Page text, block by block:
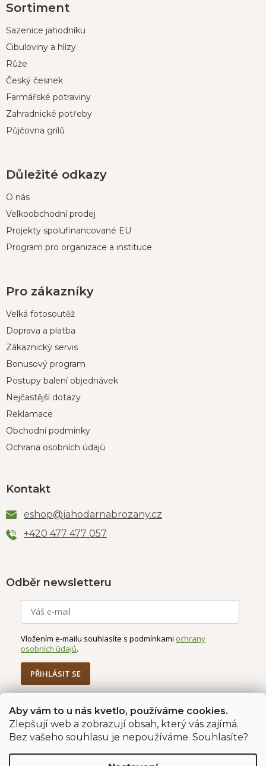
Aby vám to u nás kvetlo, používáme cookies.
Zlepšují web a zobrazují obsah, který vás zajímá.
Bez vašeho souhlasu je nepoužíváme. Souhlasíte?
á
a
Sortiment
Sazenice jahodníku
Cibuloviny a hlízy
Růže
Český česnek
Farmářské potraviny
Zahradnické potřeby
Půjčovna grilů
Důležité odkazy
O nás
Velkoobchodní prodej
Projekty spolufinancované EU
Program pro organizace a instituce
Pro zákazníky
Velká fotosoutěž
Doprava a platba
Zákaznický servis
Bonusový program
Postupy balení objednávek
Nejčastější dotazy
Reklamace
Obchodní podmínky
Ochrana osobních údajů
Kontakt
eshop@jahodarnabrozany.cz
+420 477 477 057
Odběr newsletteru
Vložením e-mailu souhlasíte s podmínkami ochrany
osobních údajů.
PŘIHLÁSIT SE
Jahodárna Brozany Obchodní podmínky
Podmínky ochrany údajů